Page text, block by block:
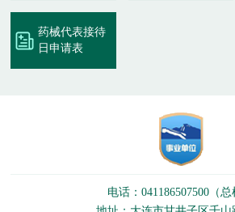
药械代表接待
日申请表
电话：041186507500（总